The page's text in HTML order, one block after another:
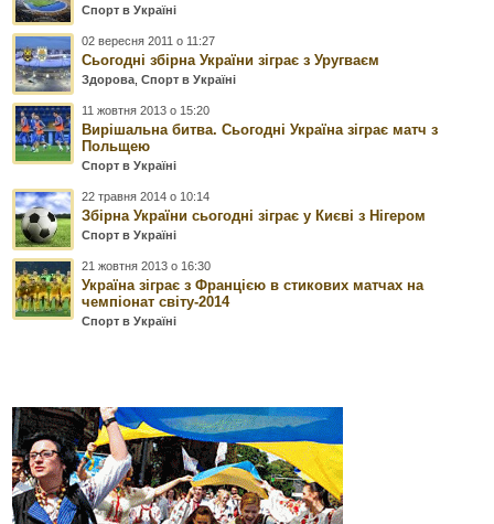
Спорт в Україні
02 вересня 2011 о 11:27
Сьогодні збірна України зіграє з Уругваєм
Здорова ,Спорт в Україні
11 жовтня 2013 о 15:20
Вирішальна битва. Сьогодні Україна зіграє матч з
Польщею
Спорт в Україні
22 травня 2014 о 10:14
Збірна України сьогодні зіграє у Києві з Нігером
Спорт в Україні
21 жовтня 2013 о 16:30
Україна зіграє з Францією в стикових матчах на
чемпіонат світу-2014
Спорт в Україні